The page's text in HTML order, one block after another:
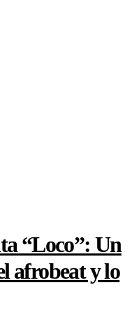
“Loco”: Un
afrobeat y lo